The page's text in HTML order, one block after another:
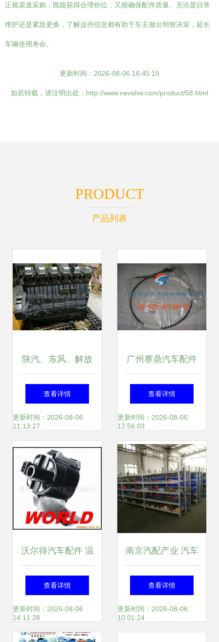
正规渠道采购，既能获得合理价位，又能确保配件质量。无论是日常
维护还是紧急更换，了解这些信息都有助于车主做出明智决策，延长
车辆使用寿命。
更新时间：2026-08-06 16:45:15
如若转载，请注明出处：http://www.nevshw.com/product/58.html
PRODUCT
产品列表
陕汽、东风、解放
LNG天然气减压阀
及德森、福瑞、圣
达因气瓶减压阀 价
格、图片与配件厂
家解析
查看详情
更新时间：2026-08-06
11:13:27
广州赛鼎汽车配件
高品质大包围产品
全览，打造专属座
驾风格
查看详情
更新时间：2026-08-06
12:56:03
沃尔得汽车配件 温
州市汽车内饰件的
专业制造商
查看详情
更新时间：2026-08-06
14:11:28
南京汽配产业 汽车
内饰件的创新与升
级之路
查看详情
更新时间：2026-08-06
10:01:24